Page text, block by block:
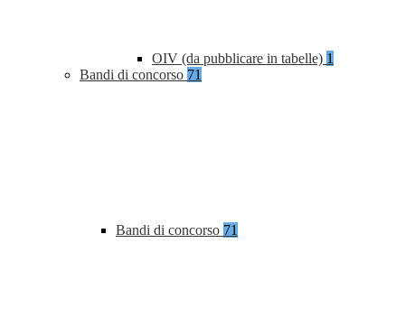
OIV (da pubblicare in tabelle) 1
Bandi di concorso 71
Bandi di concorso 71